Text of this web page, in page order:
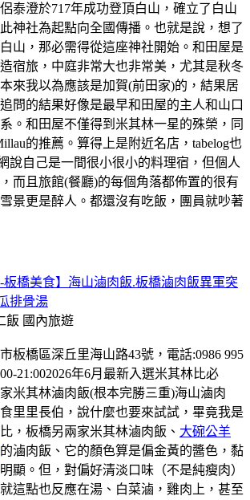
泰澄於717年成功登頂白山，確立了白山
神社為起點向全國傳播。也就是說，想了
山，那必需得從這座神社開始。和田屋是
宿旅，中庭非常大也非常美，尤其是秋冬
來我以為應該是加賀(前田家)的，結果居
問的結果好像是最早和田屋的主人和山口
。和田屋不僅得到米其林一星的殊榮，同
的推薦。算得上是附近名店，tabelog也
說自己是一間很小很小的料理宿，但個人
而且旅館(餐廳)的每個角落都佈置的很有
景更是醉人。都還沒有吃飯，團員就吵著
板橋美食】海山滷肉飯.板橋滷肉飯異軍突
排骨湯
飯 國內旅遊
板橋區深丘里海山路43號，電話:0986 995
21:002026年6月最新入選米其林比必
米其林滷肉飯(根本完勝三重)海山滷肉
里里長伯，說什麼也要來試試，畢竟我是
，板橋另兩家米其林滷肉飯、 大碗公羊
的滷肉飯、它的顏色算是偏金黃的醬色，黏
顯。但，對偏好清淡口味（不是純瘦肉）
這點也反應在湯、白菜滷，雞肉上，甚至